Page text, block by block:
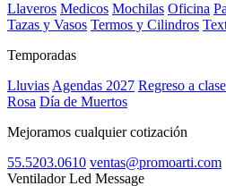
Llaveros Medicos Mochilas Oficina
Tazas y Vasos Termos y Cilindros
Temporadas
Lluvias Agendas 2027 Regreso a
Rosa Día de Muertos
Mejoramos cualquier cotización
55.5203.0610 ventas@promoarti.com
Ventilador Led Message